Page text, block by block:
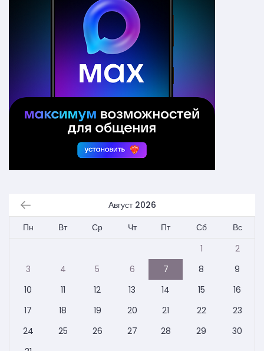
Август 2026
Пн
Вт Ср Чт Пт Сб
Вс
1
2
3
4 5 6 7 8
9
10
11 12 13 14 15
16
17
18 19 20 21 22
23
24
25 26 27 28 29
30